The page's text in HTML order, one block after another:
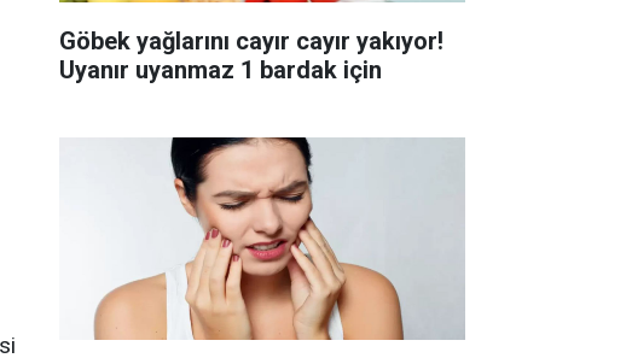
Göbek yağlarını cayır cayır yakıyor!
Uyanır uyanmaz 1 bardak için